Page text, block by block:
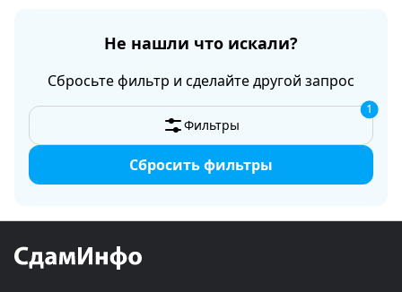
Не нашли что искали?
Сбросьте фильтр и сделайте другой запрос
Фильтры
1
Сбросить фильтры